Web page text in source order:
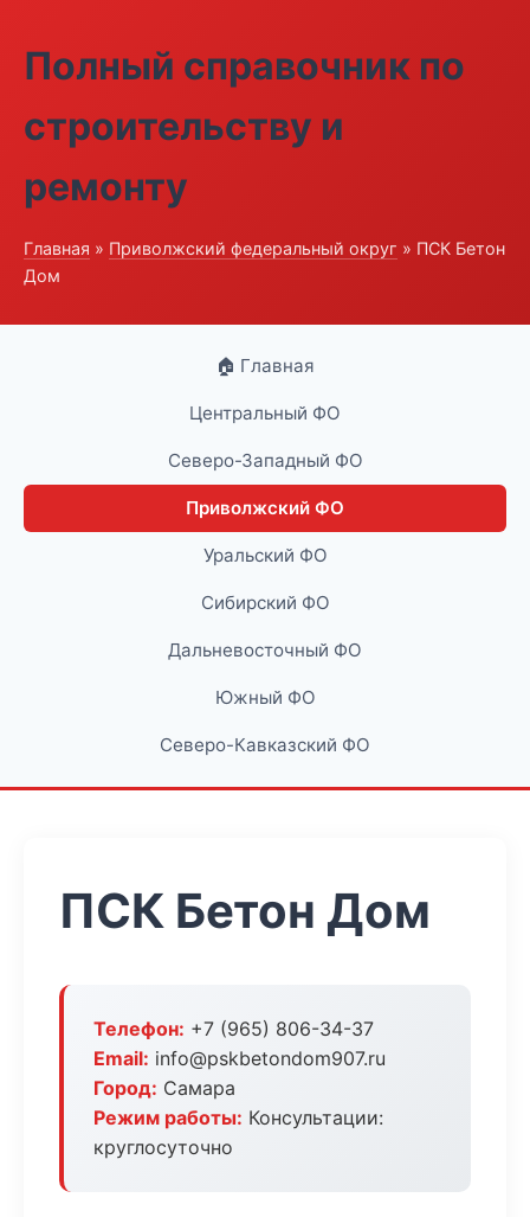
Полный справочник по
строительству и
ремонту
Главная » Приволжский федеральный округ » ПСК Бетон
Дом
🏠 Главная
Центральный ФО
Северо-Западный ФО
Приволжский ФО
Уральский ФО
Сибирский ФО
Дальневосточный ФО
Южный ФО
Северо-Кавказский ФО
ПСК Бетон Дом
Телефон: +7 (965) 806-34-37
Email: info@pskbetondom907.ru
Город: Самара
Режим работы: Консультации:
круглосуточно